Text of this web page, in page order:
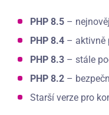
PHP 8.5 –
PHP 8.4 – aktivně
PHP 8.3 – stále
PHP 8.2 –
Starší verze pro